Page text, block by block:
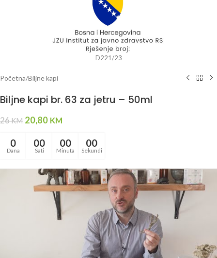
D221/23
Početna/Biljne kapi
Biljne kapi br. 63 za jetru – 50ml
26KM 20,80 KM
0
Dana
00
Sati
00
Minuta
00
Sekundi